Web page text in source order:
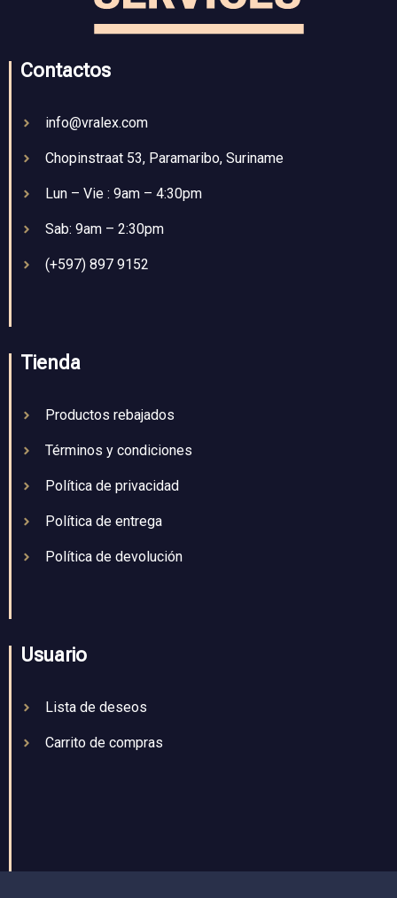
Contactos
info@vralex.com
Chopinstraat 53, Paramaribo, Suriname
Lun – Vie : 9am – 4:30pm
Sab: 9am – 2:30pm
(+597) 897 9152
Tienda
Productos rebajados
Términos y condiciones
Política de privacidad
Política de entrega
Política de devolución
Usuario
Lista de deseos
Carrito de compras